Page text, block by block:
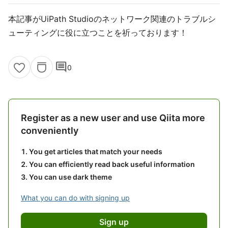
本記事がUiPath Studioのネットワーク関連のトラブルシ
ューティングに役に立つことを祈っております！
comment0
Register as a new user and use Qiita more
conveniently
You get articles that match your needs
You can efficiently read back useful information
You can use dark theme
What you can do with signing up
Sign up